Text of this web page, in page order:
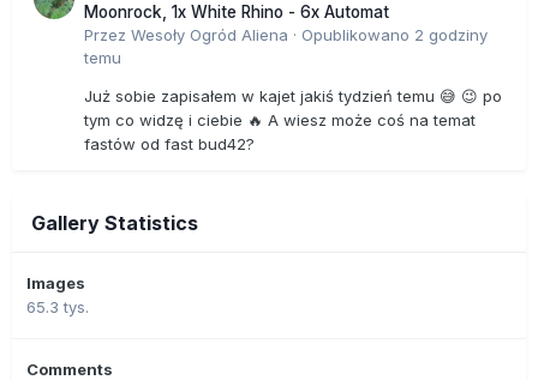
Moonrock, 1x White Rhino - 6x Automat
Przez Wesoły Ogród Aliena · Opublikowano 2 godziny
temu
Już sobie zapisałem w kajet jakiś tydzień temu 😅 😉 po
tym co widzę i ciebie 🔥 A wiesz może coś na temat
fastów od fast bud42?
Gallery Statistics
Images
65.3 tys.
Comments